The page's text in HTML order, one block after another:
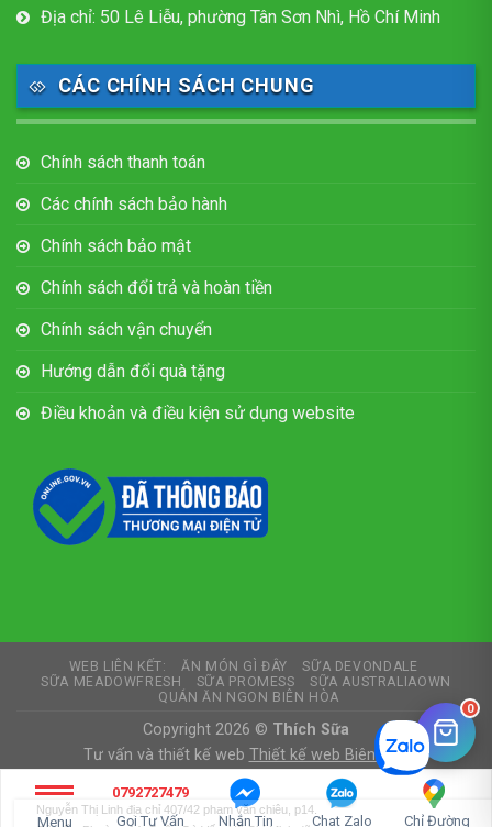
Địa chỉ: 50 Lê Liễu, phường Tân Sơn Nhì, Hồ Chí Minh
CÁC CHÍNH SÁCH CHUNG
Chính sách thanh toán
Các chính sách bảo hành
Chính sách bảo mật
Chính sách đổi trả và hoàn tiền
Chính sách vận chuyển
Hướng dẫn đổi quà tặng
Điều khoản và điều kiện sử dụng website
WEB LIÊN KẾT: ĂN MÓN GÌ ĐÂY
SỮA DEVONDALE
SỮA MEADOWFRESH
SỮA PROMESS
SỮA AUSTRALIAOWN
QUÁN ĂN NGON BIÊN HÒA
Copyright 2026 © Thích Sữa
Tư vấn và thiết kế web Thiết kế web Biên Hòa
Menu
0792727479
Gọi Tư Vấn
Nhắn Tin Chat Zalo Chỉ Đường
Nguyễn Thị Linh địa chỉ 407/42 phạm văn chiêu, p14.
Gò vấp, Phường 14, Quận Gò Vấp, Hồ Chí Minh đã đặt
mua sản phẩm
Sữa tươi hữu cơ vị socola Arla 200ml
About 55 minutes ago
0